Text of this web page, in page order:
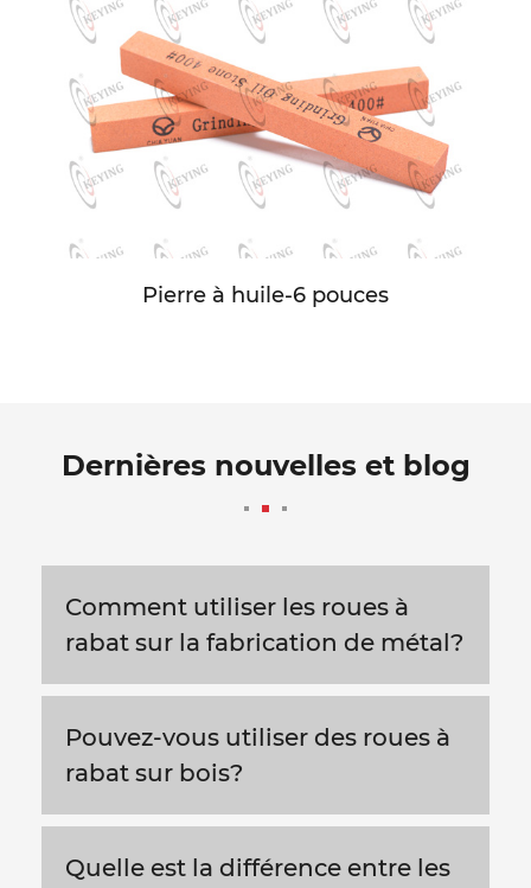
Pierre à huile-6 pouces
Dernières nouvelles et blog
Comment utiliser les roues à
rabat sur la fabrication de métal?
Pouvez-vous utiliser des roues à
rabat sur bois?
Quelle est la différence entre les